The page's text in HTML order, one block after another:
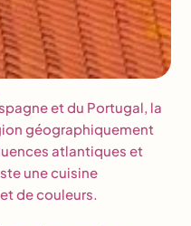
et du Portugal, la
géographiquement
atlantiques et
une cuisine
de couleurs.